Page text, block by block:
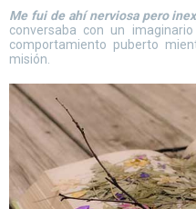
Me fui de ahí nerviosa pero
conversaba con un
comportamiento puberto
misión.